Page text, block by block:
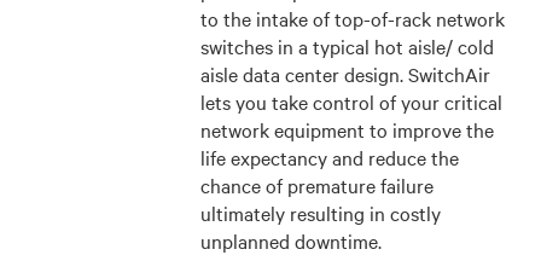
to the intake of top-of-rack network
switches in a typical hot aisle/ cold
aisle data center design. SwitchAir
lets you take control of your critical
network equipment to improve the
life expectancy and reduce the
chance of premature failure
ultimately resulting in costly
unplanned downtime.